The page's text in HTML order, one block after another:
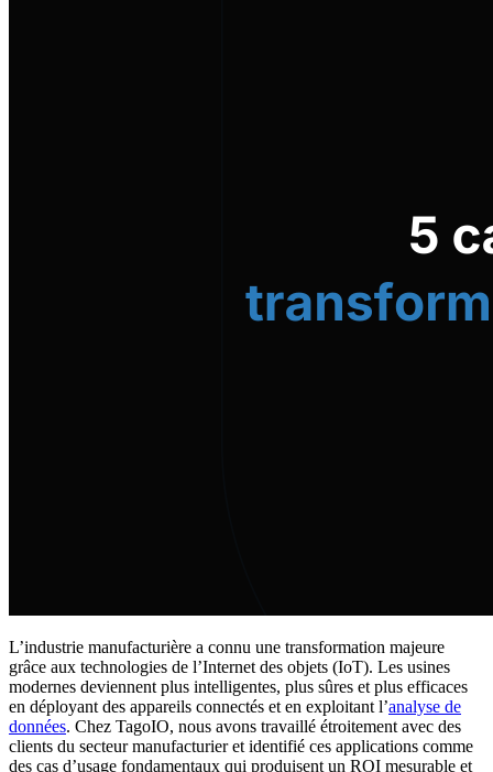
L’industrie manufacturière a connu une transformation majeure
grâce aux technologies de l’Internet des objets (IoT). Les usines
modernes deviennent plus intelligentes, plus sûres et plus efficaces
en déployant des appareils connectés et en exploitant l’analyse de
données. Chez TagoIO, nous avons travaillé étroitement avec des
clients du secteur manufacturier et identifié ces applications comme
des cas d’usage fondamentaux qui produisent un ROI mesurable et